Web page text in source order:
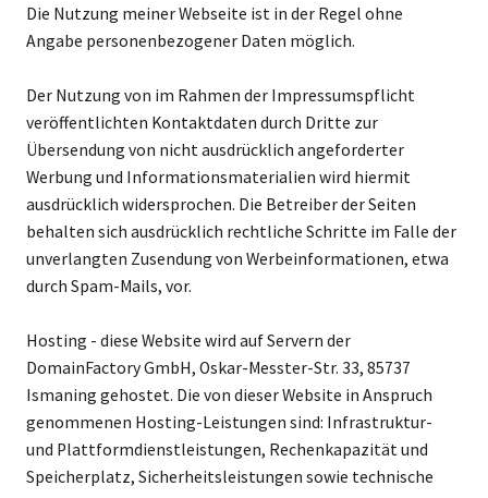
Die Nutzung meiner Webseite ist in der Regel ohne
Angabe personenbezogener Daten möglich.
Der Nutzung von im Rahmen der Impressumspflicht
veröffentlichten Kontaktdaten durch Dritte zur
Übersendung von nicht ausdrücklich angeforderter
Werbung und Informationsmaterialien wird hiermit
ausdrücklich widersprochen. Die Betreiber der Seiten
behalten sich ausdrücklich rechtliche Schritte im Falle der
unverlangten Zusendung von Werbeinformationen, etwa
durch Spam-Mails, vor.
Hosting - diese Website wird auf Servern der
DomainFactory GmbH, Oskar-Messter-Str. 33, 85737
Ismaning gehostet. Die von dieser Website in Anspruch
genommenen Hosting-Leistungen sind: Infrastruktur-
und Plattformdienstleistungen, Rechenkapazität und
Speicherplatz, Sicherheitsleistungen sowie technische